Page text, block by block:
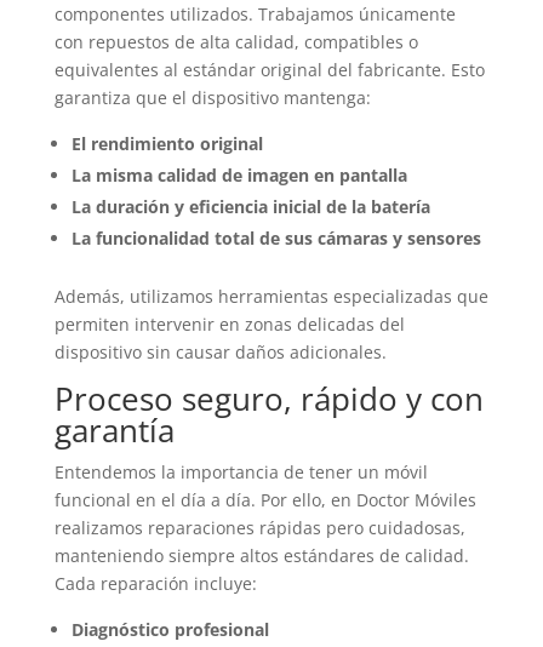
componentes utilizados. Trabajamos únicamente
con repuestos de alta calidad, compatibles o
equivalentes al estándar original del fabricante. Esto
garantiza que el dispositivo mantenga:
El rendimiento original
La misma calidad de imagen en pantalla
La duración y eficiencia inicial de la batería
La funcionalidad total de sus cámaras y sensores
Además, utilizamos herramientas especializadas que
permiten intervenir en zonas delicadas del
dispositivo sin causar daños adicionales.
Proceso seguro, rápido y con
garantía
Entendemos la importancia de tener un móvil
funcional en el día a día. Por ello, en Doctor Móviles
realizamos reparaciones rápidas pero cuidadosas,
manteniendo siempre altos estándares de calidad.
Cada reparación incluye:
Diagnóstico profesional